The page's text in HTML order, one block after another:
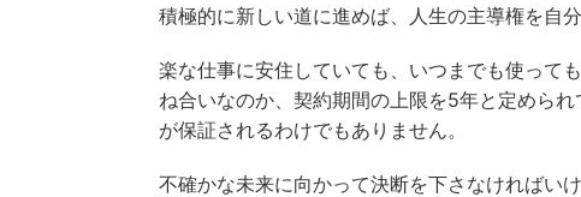
積極的に新しい道に進めば、人生の主導権を自
楽な仕事に安住していても、いつまでも使って
ね合いなのか、契約期間の上限を5年と定めら
が保証されるわけでもありません。
不確かな未来に向かって決断を下さなければい